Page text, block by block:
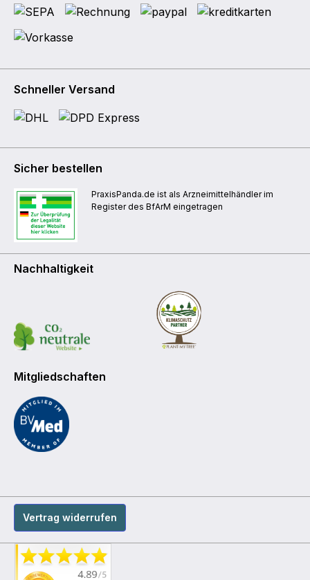
Schneller Versand
Sicher bestellen
PraxisPanda.de ist als Arzneimittelhändler im
Register des BfArM eingetragen
Nachhaltigkeit
Mitgliedschaften
Vertrag widerrufen